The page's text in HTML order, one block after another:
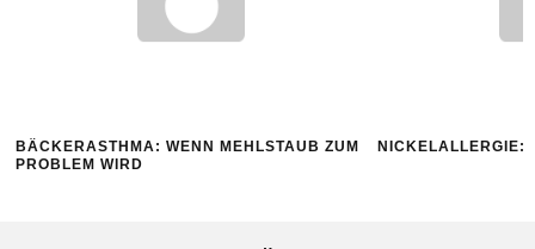
BÄCKERASTHMA: WENN MEHLSTAUB ZUM
PROBLEM WIRD
NICKELALLERGIE: